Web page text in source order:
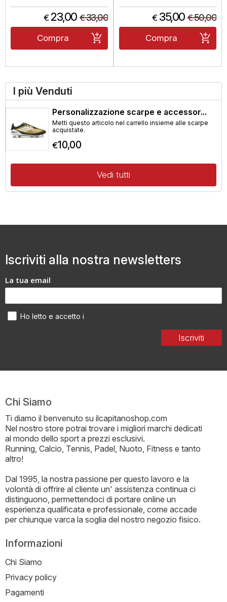
€ 23,00 €33,00
Compra
€ 35,00 €50,00
Compra
I più Venduti
Personalizzazione scarpe e accessor...
Metti questo articolo nel carrello insieme alle scarpe
acquistate.
€10,00
Vedi tutti
Iscriviti alla nostra newsletters
La tua email
Iscriviti
Ho letto e accetto i
Chi Siamo
Ti diamo il benvenuto su ilcapitanoshop.com
Nel nostro store potrai trovare i migliori marchi dedicati
al mondo dello sport a prezzi esclusivi.
Running, Calcio, Tennis, Padel, Nuoto, Fitness e tanto
altro!
Dal 1995, la nostra passione per questo lavoro e la
volontà di offrire al cliente un' assistenza continua ci
distinguono, permettendoci di portare online un
esperienza qualificata e professionale, come accade
per chiunque varca la soglia del nostro negozio fisico.
Informazioni
Chi Siamo
Privacy policy
Pagamenti